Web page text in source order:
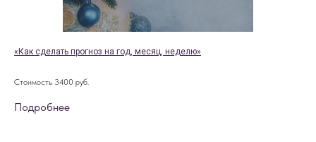
«Как сделать прогноз на год, месяц, неделю»
Стоимость 3400 руб.
Подробнее